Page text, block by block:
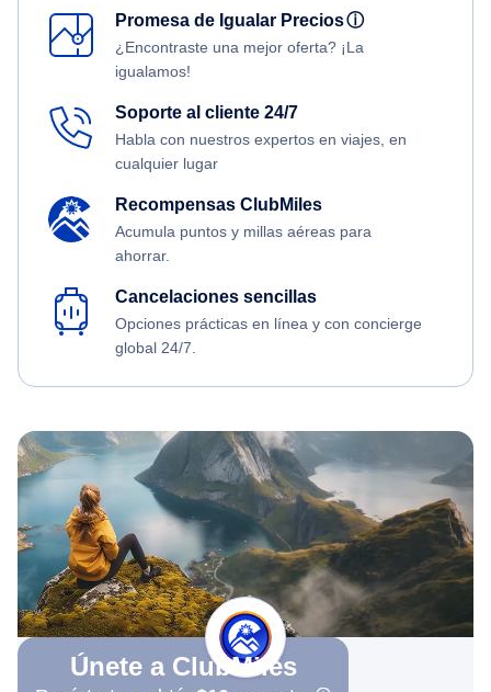
Promesa de Igualar Preciosⓘ
¿Encontraste una mejor oferta? ¡La
igualamos!
Soporte al cliente 24/7
Habla con nuestros expertos en viajes, en
cualquier lugar
Recompensas ClubMiles
Acumula puntos y millas aéreas para
ahorrar.
Cancelaciones sencillas
Opciones prácticas en línea y con concierge
global 24/7.
Únete a ClubMiles